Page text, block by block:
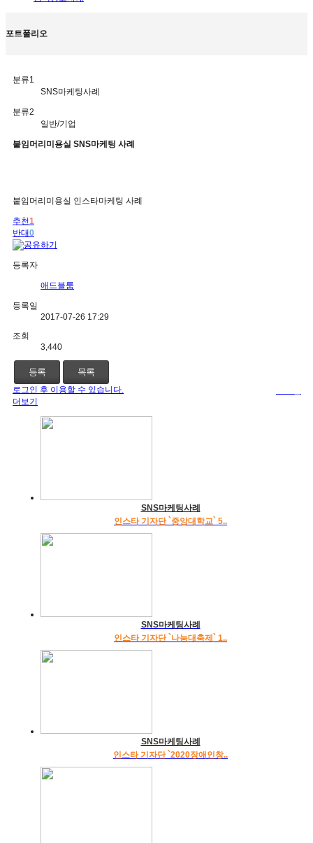
포트폴리오
분류1
SNS마케팅사례
분류2
일반/기업
붙임머리미용실 SNS마케팅 사례
붙임머리미용실 인스타마케팅 사례
추천1
반대0
등록자
애드블룸
등록일
2017-07-26 17:29
조회
3,440
등록 목록
로그인 후 이용할 수 있습니다.
더보기
SNS마케팅사례
인스타 기자단 `중앙대학교` 5..
SNS마케팅사례
인스타 기자단 `나눔대축제` 1..
SNS마케팅사례
인스타 기자단 `2020장애인창..